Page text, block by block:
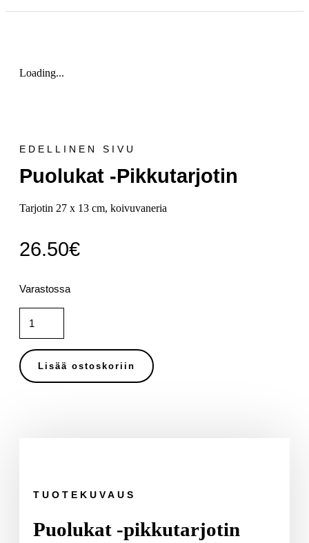
Loading...
EDELLINEN SIVU
Puolukat -pikkutarjotin
Tarjotin 27 x 13 cm, koivuvaneria
26.50€
Varastossa
pikkutarjotin
määrä
Lisää ostoskoriin
TUOTEKUVAUS
Puolukat -pikkutarjotin